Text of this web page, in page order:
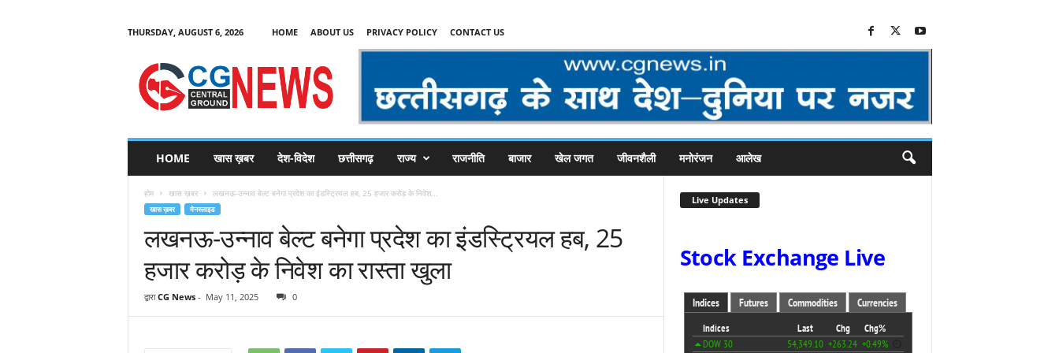
THURSDAY, AUGUST 6, 2026 HOME ABOUT US PRIVACY POLICY CONTACT US
C
HOME खास ख़बर देश-विदेश छत्तीसगढ़ राज्य राजनीति बाजार खेल जगत जीवनशैली मनोरंजन आलेख
होम खास ख़बर लखनऊ-उन्नाव बेल्ट बनेगा प्रदेश का इंडस्ट्रियल हब, 25 हजार करोड़ के निवेश...
खास ख़बर मेनस्लाइड
लखनऊ-उन्नाव बेल्ट बनेगा प्रदेश का इंडस्ट्रियल हब, 25
हजार करोड़ के निवेश का रास्ता खुला
द्वारा CG News- May 11, 2025 0
Live Updates
Stock Exchange Live